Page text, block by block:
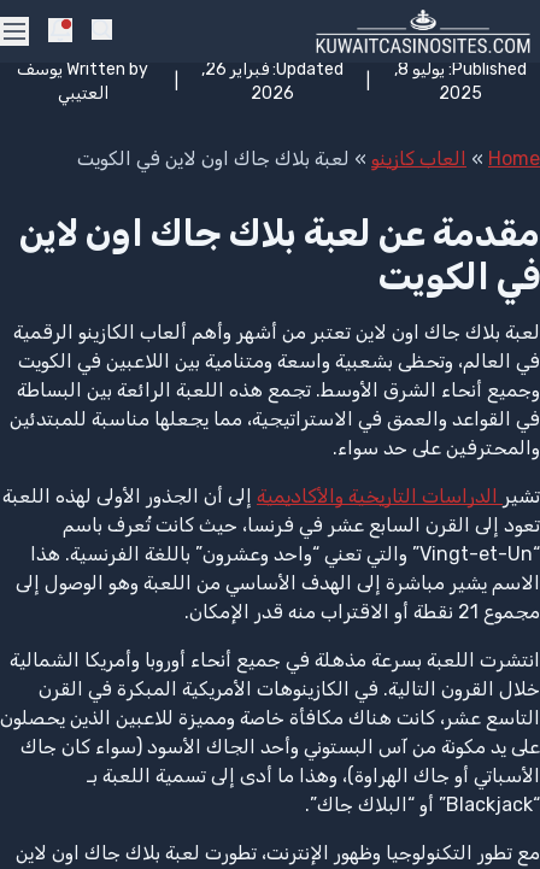
Skip to navigation
Skip to content
كازينو اون لاين الكويت 2026 Search
لعبة بلاك جاك اون لاين في الكويت
Published:
يوليو 8,
2025
Updated:
فبراير 26,
2026
Written by يوسف
العتيبي
Home
» العاب كازينو » لعبة بلاك جاك اون لاين في الكويت
مقدمة عن لعبة بلاك جاك اون لاين
في الكويت
لعبة بلاك جاك اون لاين تعتبر من أشهر وأهم ألعاب الكازينو الرقمية
في العالم، وتحظى بشعبية واسعة ومتنامية بين اللاعبين في الكويت
وجميع أنحاء الشرق الأوسط. تجمع هذه اللعبة الرائعة بين البساطة
في القواعد والعمق في الاستراتيجية، مما يجعلها مناسبة للمبتدئين
والمحترفين على حد سواء.
تشير الدراسات التاريخية والأكاديمية إلى أن الجذور الأولى لهذه اللعبة
تعود إلى القرن السابع عشر في فرنسا، حيث كانت تُعرف باسم
“Vingt-et-Un” والتي تعني “واحد وعشرون” باللغة الفرنسية. هذا
الاسم يشير مباشرة إلى الهدف الأساسي من اللعبة وهو الوصول إلى
مجموع 21 نقطة أو الاقتراب منه قدر الإمكان.
انتشرت اللعبة بسرعة مذهلة في جميع أنحاء أوروبا وأمريكا الشمالية
خلال القرون التالية. في الكازينوهات الأمريكية المبكرة في القرن
التاسع عشر، كانت هناك مكافأة خاصة ومميزة للاعبين الذين يحصلون
على يد مكونة من آس البستوني وأحد الجاك الأسود (سواء كان جاك
الأسباتي أو جاك الهراوة)، وهذا ما أدى إلى تسمية اللعبة بـ
“Blackjack” أو “البلاك جاك”.
مع تطور التكنولوجيا وظهور الإنترنت، تطورت لعبة بلاك جاك اون لاين